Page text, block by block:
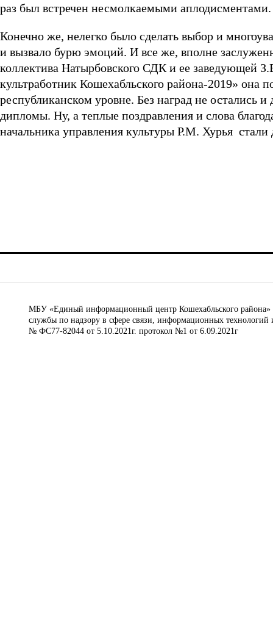
раз был встречен несмолкаемыми аплодисментами.
Конечно же, нелегко было сделать выбор и
и вызвало бурю эмоций. И все же, вполне
коллектива Натырбовского СДК и ее заведующей
культработник Кошехабльского района-2019» она
республиканском уровне. Без наград не остались
дипломы. Ну, а теплые поздравления и слова
начальника управления культуры Р.М. Хурья
МБУ «Единый информационный центр Кошехабльского района»
службы по надзору в сфере связи, информационных
№ ФС77-82044 от 5.10.2021г. протокол №1 от 6.09.2021г